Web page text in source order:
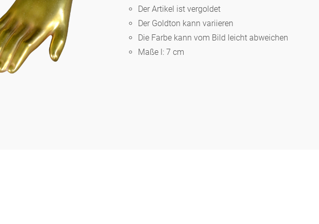
Berlin
Slumberland
Der Artikel ist vergoldet
Der Goldton kann variieren
Die Farbe kann vom Bild leicht abweichen
Maße l: 7 cm